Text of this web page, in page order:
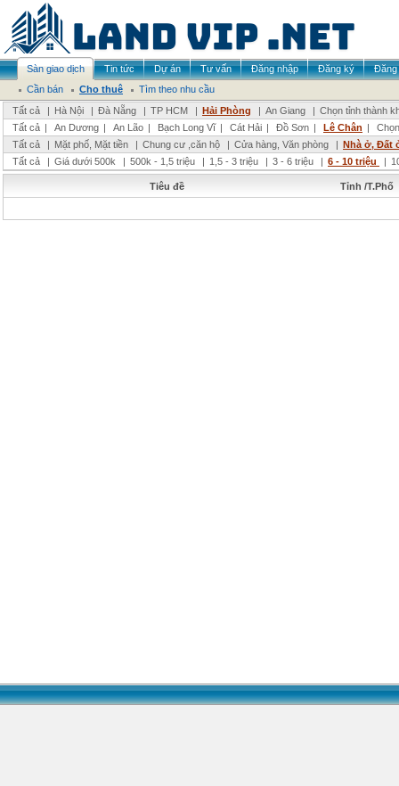
Sàn giao dịch Tin tức Dự án Tư vấn Đăng nhập Đăng ký
Đăng
Cần bán
Cho thuê
Tìm theo nhu cầu
Tất cả
| Hà Nội | Đà Nẵng | TP HCM | Hải Phòng | An Giang | Chọn tỉnh thành
Tất cả | An Dương | An Lão | Bạch Long Vĩ | Cát Hải | Đồ Sơn | Lê Chân |
Tất cả
| Mặt phố, Mặt tiền | Chung cư ,căn hộ | Cửa hàng, Văn phòng | Nhà ở, Đất
Tất cả
| Giá dưới 500k | 500k - 1,5 triệu | 1,5 - 3 triệu | 3 - 6 triệu | 6 - 10 triệu |
Tiêu đề Tỉnh /T.Phố